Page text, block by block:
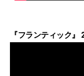
『フランティック